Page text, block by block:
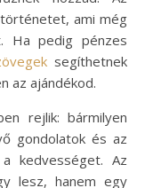
ami még
Ha pedig pénzes
segíthetnek
az ajándékod.
rejlik: bármilyen
gondolatok és az
kedvességet. Az
lesz, hanem egy